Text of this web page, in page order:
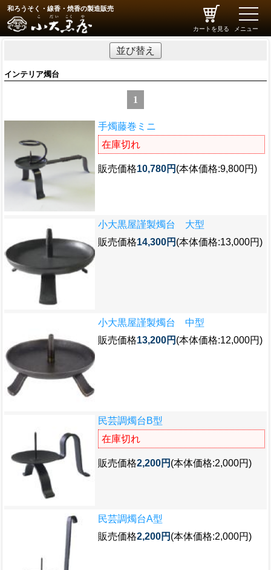
和ろうそく・線香・焼香の製造販売
カートを見る
toggle
メニュー
並び替え
インテリア燭台
1
手燭藤巻ミニ
在庫切れ
販売価格10,780円 (本体価格:9,800円)
小大黒屋謹製燭台 大型
販売価格14,300円 (本体価格:13,000円)
小大黒屋謹製燭台 中型
販売価格13,200円 (本体価格:12,000円)
民芸調燭台B型
在庫切れ
販売価格2,200円 (本体価格:2,000円)
民芸調燭台A型
販売価格2,200円 (本体価格:2,000円)